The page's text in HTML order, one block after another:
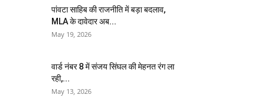
पांवटा साहिब की राजनीति में बड़ा बदलाव,
MLA के दावेदार अब...
May 19, 2026
वार्ड नंबर 8 में संजय सिंघल की मेहनत रंग ला
रही,...
May 13, 2026